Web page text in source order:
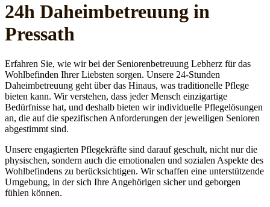
24h Daheim­betreuung in
Pressath
Erfahren Sie, wie wir bei der Seniorenbetreuung Lebherz für das
Wohlbefinden Ihrer Liebsten sorgen. Unsere 24-Stunden
Daheimbetreuung geht über das Hinaus, was traditionelle Pflege
bieten kann. Wir verstehen, dass jeder Mensch einzigartige
Bedürfnisse hat, und deshalb bieten wir individuelle Pflegelösungen
an, die auf die spezifischen Anforderungen der jeweiligen Senioren
abgestimmt sind.
Unsere engagierten Pflegekräfte sind darauf geschult, nicht nur die
physischen, sondern auch die emotionalen und sozialen Aspekte des
Wohlbefindens zu berücksichtigen. Wir schaffen eine unterstützende
Umgebung, in der sich Ihre Angehörigen sicher und geborgen
fühlen können.